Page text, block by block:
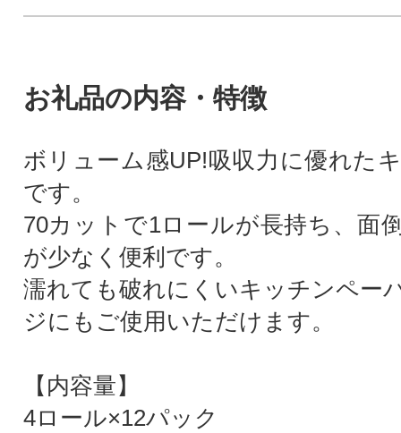
お礼品の内容・特徴
ボリューム感UP!吸収力に優れた
です。
70カットで1ロールが長持ち、面
が少なく便利です。
濡れても破れにくいキッチンペー
ジにもご使用いただけます。
【内容量】
4ロール×12パック